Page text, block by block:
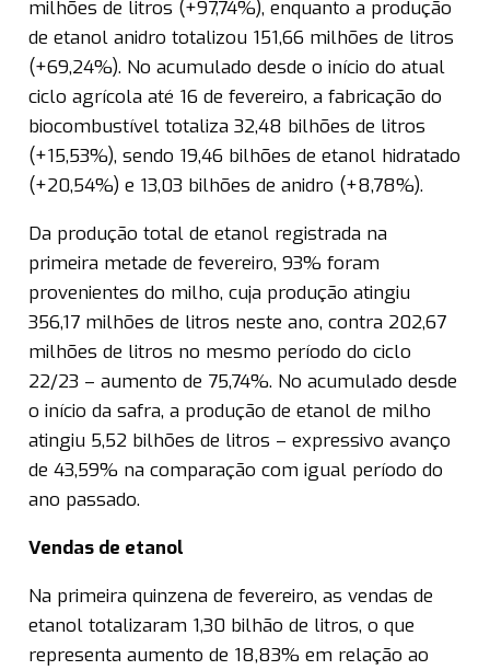
milhões de litros (+97,74%), enquanto a produção
de etanol anidro totalizou 151,66 milhões de litros
(+69,24%). No acumulado desde o início do atual
ciclo agrícola até 16 de fevereiro, a fabricação do
biocombustível totaliza 32,48 bilhões de litros
(+15,53%), sendo 19,46 bilhões de etanol hidratado
(+20,54%) e 13,03 bilhões de anidro (+8,78%).
Da produção total de etanol registrada na
primeira metade de fevereiro, 93% foram
provenientes do milho, cuja produção atingiu
356,17 milhões de litros neste ano, contra 202,67
milhões de litros no mesmo período do ciclo
22/23 – aumento de 75,74%. No acumulado desde
o início da safra, a produção de etanol de milho
atingiu 5,52 bilhões de litros – expressivo avanço
de 43,59% na comparação com igual período do
ano passado.
Vendas de etanol
Na primeira quinzena de fevereiro, as vendas de
etanol totalizaram 1,30 bilhão de litros, o que
representa aumento de 18,83% em relação ao